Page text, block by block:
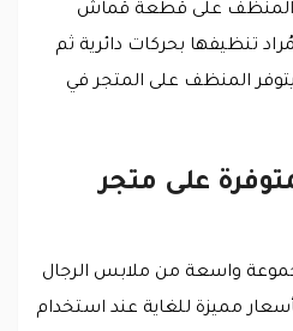
المنظف على قطعة قماش
تنظيفها بحركات دائرية ثم
المنظف على المتجر في
على متجر
واسعة من ملابس الرجال
مميزة للغاية عند استخدام